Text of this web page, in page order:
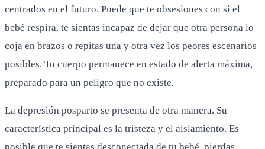
centrados en el futuro. Puede que te obsesiones con si el
bebé respira, te sientas incapaz de dejar que otra persona lo
coja en brazos o repitas una y otra vez los peores escenarios
posibles. Tu cuerpo permanece en estado de alerta máxima,
preparado para un peligro que no existe.
La depresión posparto se presenta de otra manera. Su
característica principal es la tristeza y el aislamiento. Es
posible que te sientas desconectada de tu bebé, pierdas